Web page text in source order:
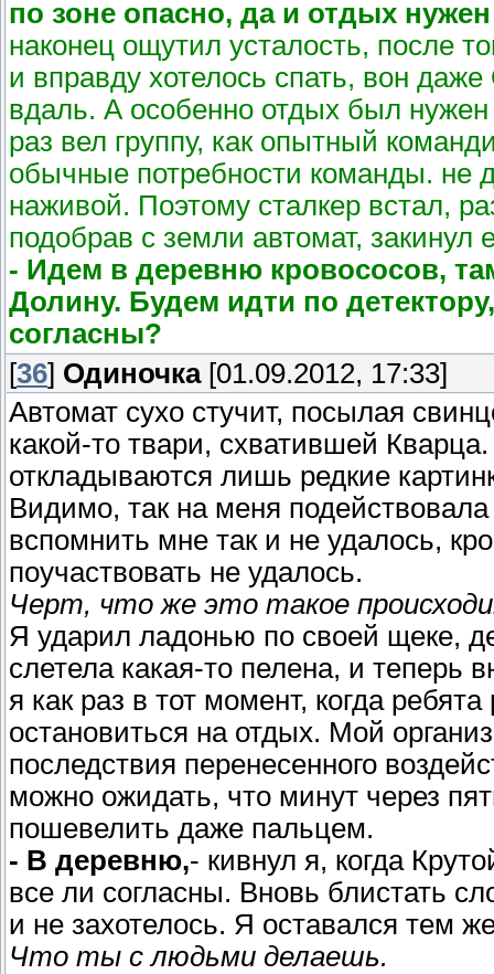
по зоне опасно, да и отдых
наконец ощутил усталость, после
и вправду хотелось спать, вон
вдаль. А особенно отдых был
раз вел группу, как опытный
обычные потребности команды. не
наживой. Поэтому сталкер встал,
подобрав с земли автомат, закинул
- Идем в деревню кровососов,
Долину. Будем идти по
согласны?
[36] Одиночка[01.09.2012, 17:33]
Автомат сухо стучит, посылая
какой-то твари, схватившей
откладываются лишь редкие
Видимо, так на меня
вспомнить мне так и не удалось,
поучаствовать не удалось.
Черт, что же это такое
Я ударил ладонью по своей щеке,
слетела какая-то пелена, и
я как раз в тот момент, когда
остановиться на отдых. Мой
последствия перенесенного
можно ожидать, что минут через
пошевелить даже пальцем.
- В деревню,- кивнул я, когда
все ли согласны. Вновь блистать
и не захотелось. Я оставался тем
Что ты с людьми делаешь.